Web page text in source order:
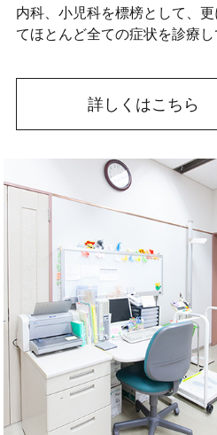
内科、小児科を標榜として、
てほとんど全ての症状を診療し
詳しくはこちら